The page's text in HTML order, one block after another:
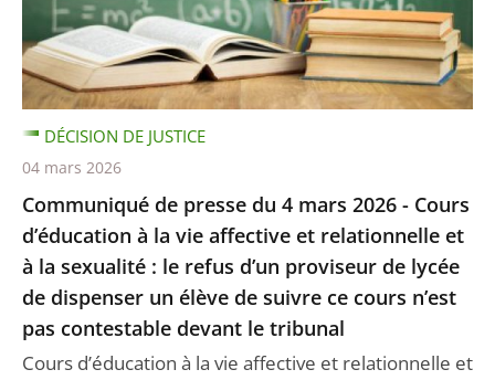
Communiqué de presse du 4 mars 2026 - Cours
d’éducation à la vie affective et relationnelle et
à la sexualité : le refus d’un proviseur de lycée
de dispenser un élève de suivre ce cours n’est
pas contestable devant le tribunal
Cours d’éducation à la vie affective et relationnelle et
DÉCISION DE JUSTICE
04 mars 2026